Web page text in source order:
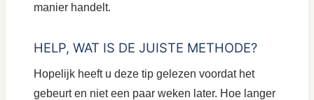
manier handelt.
HELP, WAT IS DE JUISTE METHODE?
Hopelijk heeft u deze tip gelezen voordat het
gebeurt en niet een paar weken later. Hoe langer